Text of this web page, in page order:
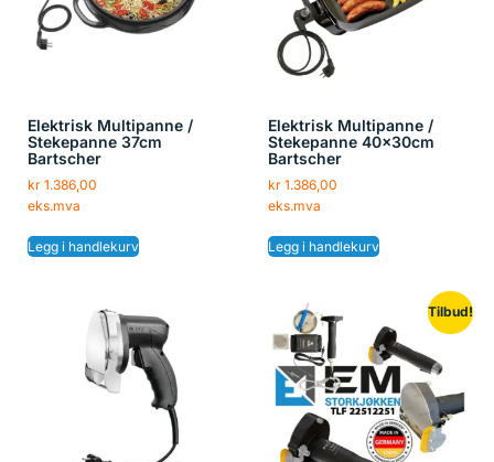
Elektrisk Multipanne /
Stekepanne 37cm
Bartscher
kr 1.386,00
eks.mva
Legg i handlekurv
Elektrisk Multipanne /
Stekepanne 40x30cm
Bartscher
kr1.386,00
eks.mva
Legg i handlekurv
Tilbud!